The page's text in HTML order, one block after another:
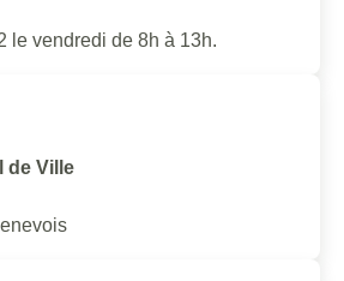
le vendredi de 8h à 13h.
de Ville